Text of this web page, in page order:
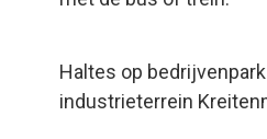
Haltes op
industrieterrein